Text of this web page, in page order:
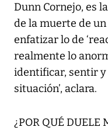
Dunn Cornejo, es
de la muerte de un
enfatizar lo de
realmente lo
identificar, sentir y
situación’, aclara.
¿POR QUÉ DUELE